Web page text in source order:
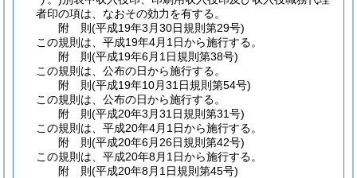
者印の項は、なおその効力を有する。
附 則(平成19年3月30日規則第29号)
この規則は、平成19年4月1日から施行する。
附 則(平成19年6月1日規則第38号)
この規則は、公布の日から施行する。
附 則(平成19年10月31日規則第54号)
この規則は、公布の日から施行する。
附 則(平成20年3月31日規則第31号)
この規則は、平成20年4月1日から施行する。
附 則(平成20年6月26日規則第42号)
この規則は、平成20年8月1日から施行する。
附 則(平成20年8月1日規則第45号)